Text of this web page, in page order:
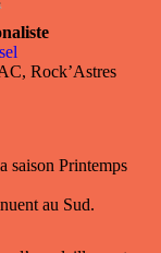
Rock’Astres
saison Printemps
au Sud.